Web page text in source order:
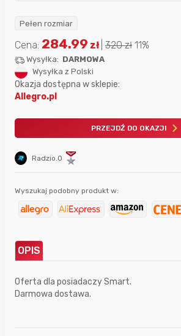
Pełen rozmiar
Radzio.O
Cena: 284.99 zł 320zł 11%
Wysyłka: DARMOWA
Wysyłka z Polski
Okazja dostępna w sklepie:
Allegro.pl
PRZEJDŹ DO OKAZJI
Wyszukaj podobny produkt w:
OPIS
Oferta dla posiadaczy Smart.
Darmowa dostawa.